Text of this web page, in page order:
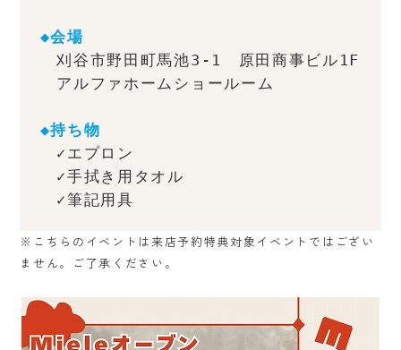
◆会場
刈谷市野田町馬池3-1　原田商事ビル1F
アルファホームショールーム
◆持ち物
✓エプロン
✓手拭き用タオル
✓筆記用具
※こちらのイベントは来店予約特典対象イベントではござい
ません。ご了承ください。